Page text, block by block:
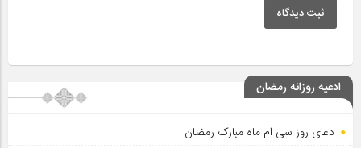
ثبت دیدگاه
ادعیه روزانه رمضان
دعای روز سی ام ماه مبارک رمضان